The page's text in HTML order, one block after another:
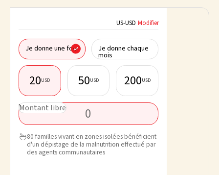
US-USD Modifier
Je donne une fois Je donne chaque
mois
20USD 50USD 200USD
Montant libre
USD
80 familles vivant en zones isolées bénéficient
d'un dépistage de la malnutrition effectué par
des agents communautaires